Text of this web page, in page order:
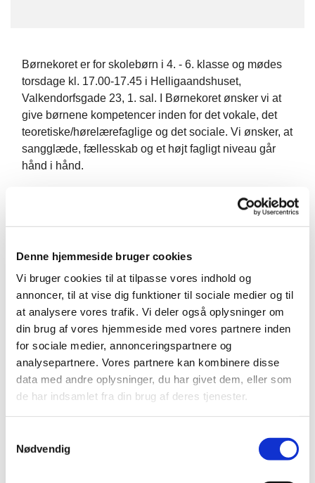
Denne hjemmeside bruger cookies
Vi bruger cookies til at tilpasse vores indhold og
annoncer, til at vise dig funktioner til sociale medier og til
at analysere vores trafik. Vi deler også oplysninger om
din brug af vores hjemmeside med vores partnere inden
for sociale medier, annonceringspartnere og
analysepartnere. Vores partnere kan kombinere disse
data med andre oplysninger, du har givet dem, eller som
de har indsamlet fra din brug af deres tjenester.
Nødvendig
Børnekoret er for skolebørn i 4. - 6. klasse og mødes
torsdage kl. 17.00-17.45 i Helligaandshuset,
Valkendorfsgade 23, 1. sal. I Børnekoret ønsker vi at
give børnene kompetencer inden for det vokale, det
teoretiske/hørelærefaglige og det sociale. Vi ønsker, at
sangglæde, fællesskab og et højt fagligt niveau går
hånd i hånd.
at synge. Men vi forventer god mødedisciplin og
engagement i koret.
Pernille Tjørnemark varetager undervisningen. Hun er
uddannet fra Det Kongelige Danske
Musikkonservatorium og har mange års erfaring med
ledelse af børnekor.
For tilmelding og mere info om Børnekoret klik her